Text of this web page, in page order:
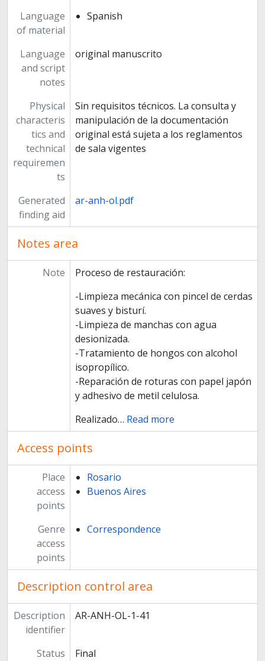
Language
of material
Spanish
Language
and script
notes
original manuscrito
Physical
characteris
tics and
technical
requiremen
ts
Sin requisitos técnicos. La consulta y
manipulación de la documentación
original está sujeta a los reglamentos
de sala vigentes
Generated
finding aid
ar-anh-ol.pdf
Notes area
Note
Proceso de restauración:
-Limpieza mecánica con pincel de cerdas
suaves y bisturí.
-Limpieza de manchas con agua
desionizada.
-Tratamiento de hongos con alcohol
isopropílico.
-Reparación de roturas con papel japón
y adhesivo de metil celulosa.
Realizado… Read more
Access points
Place
access
points
Rosario
Buenos Aires
Genre
access
points
Correspondence
Description control area
Description
identifier
AR-ANH-OL-1-41
Status
Final